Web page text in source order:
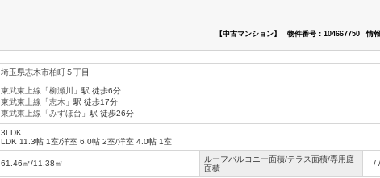
【中古マンション】 物件番号：104667750 情
埼玉県志木市柏町５丁目
東武東上線 「柳瀬川
」駅 徒歩6分
東武東上線 「志木 」駅 徒歩17分
東武東上線 「みずほ台 」駅 徒歩26分
3LDK
LDK 11.3帖 1室/洋室 6.0帖 2室/洋室 4.0帖 1室
61.46㎡/11.38㎡
ルーフバルコニー面積/テラス面積/専用庭
面積